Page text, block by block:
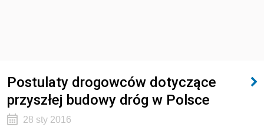
Postulaty drogowców dotyczące
przyszłej budowy dróg w Polsce
28 sty 2016